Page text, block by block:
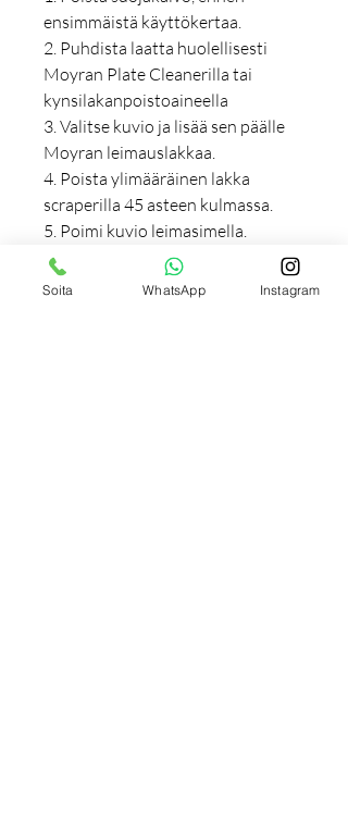
ensimmäistä käyttökertaa.
2. Puhdista laatta huolellisesti
Moyran Plate Cleanerilla tai
kynsilakanpoistoaineella
3. Valitse kuvio ja lisää sen päälle
Moyran leimauslakkaa.
4. Poista ylimääräinen lakka
scraperilla 45 asteen kulmassa.
5. Poimi kuvio leimasimella.
6. Leimaa kuvio kynnellesi.
7. Lisää päällyslakka.
Soita WhatsApp Instagram